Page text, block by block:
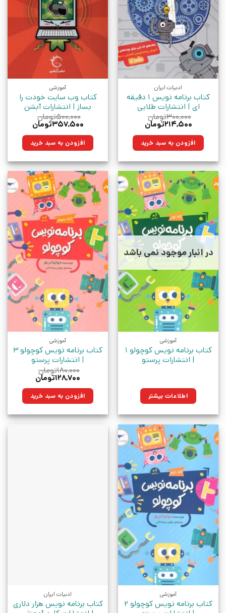
ادبیات ایران
کتاب برنامه نویس 1 دقیقه
ای | انتشارات طلایی
۳۰۰,۰۰۰تومان
قیمت
۳۰۰,۰۰۰تومان
بود.
۲۱۴,۵۰۰تومان
۲۱۴,۵۰۰تومان.افزودن به سبد خرید
آموزشی
کتاب وب سایت خودت را
بساز | انتشارات آبشن
۵۰۰,۰۰۰تومان
قیمت
۵۰۰,۰۰۰تومان
بود.
۳۵۷,۵۰۰تومان
۳۵۷,۵۰۰تومان.افزودن به سبد خرید
در انبار موجود نمی باشد
آموزشی
کتاب برنامه نویس کوچولو 1
| انتشارات پرستو
اطلاعات بیشتر
آموزشی
کتاب برنامه نویس کوچولو 3
| انتشارات پرستو
۱۸۰,۰۰۰تومان
قیمت
۱۸۰,۰۰۰تومان
بود.
۱۲۸,۷۰۰تومان
۱۲۸,۷۰۰تومان.افزودن به سبد خرید
آموزشی
کتاب برنامه نویس کوچولو 2
ادبیات ایران
کتاب برنامه نویس هزار دلاری